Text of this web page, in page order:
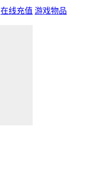
在线充值 游戏物品